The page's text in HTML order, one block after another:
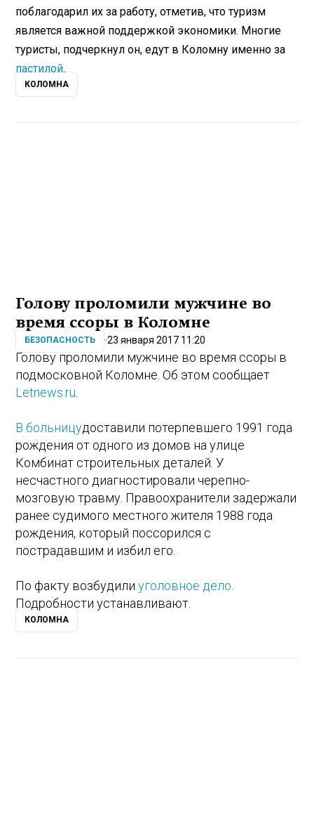
поблагодарил их за работу, отметив, что туризм
является важной поддержкой экономики. Многие
туристы, подчеркнул он, едут в Коломну именно за
пастилой.
КОЛОМНА
Голову проломили мужчине во
время ссоры в Коломне
БЕЗОПАСНОСТЬ 23 января 2017 11:20
Голову проломили мужчине во время ссоры в
подмосковной Коломне. Об этом сообщает
Letnews.ru
В больницудоставили потерпевшего 1991 года
рождения от одного из домов на улице
Комбинат строительных деталей. У
несчастного диагностировали черепно-
мозговую травму. Правоохранители задержали
ранее судимого местного жителя 1988 года
рождения, который поссорился с
пострадавшим и избил его.
По факту возбудилиуголовное дело
Подробности устанавливают.
КОЛОМНА